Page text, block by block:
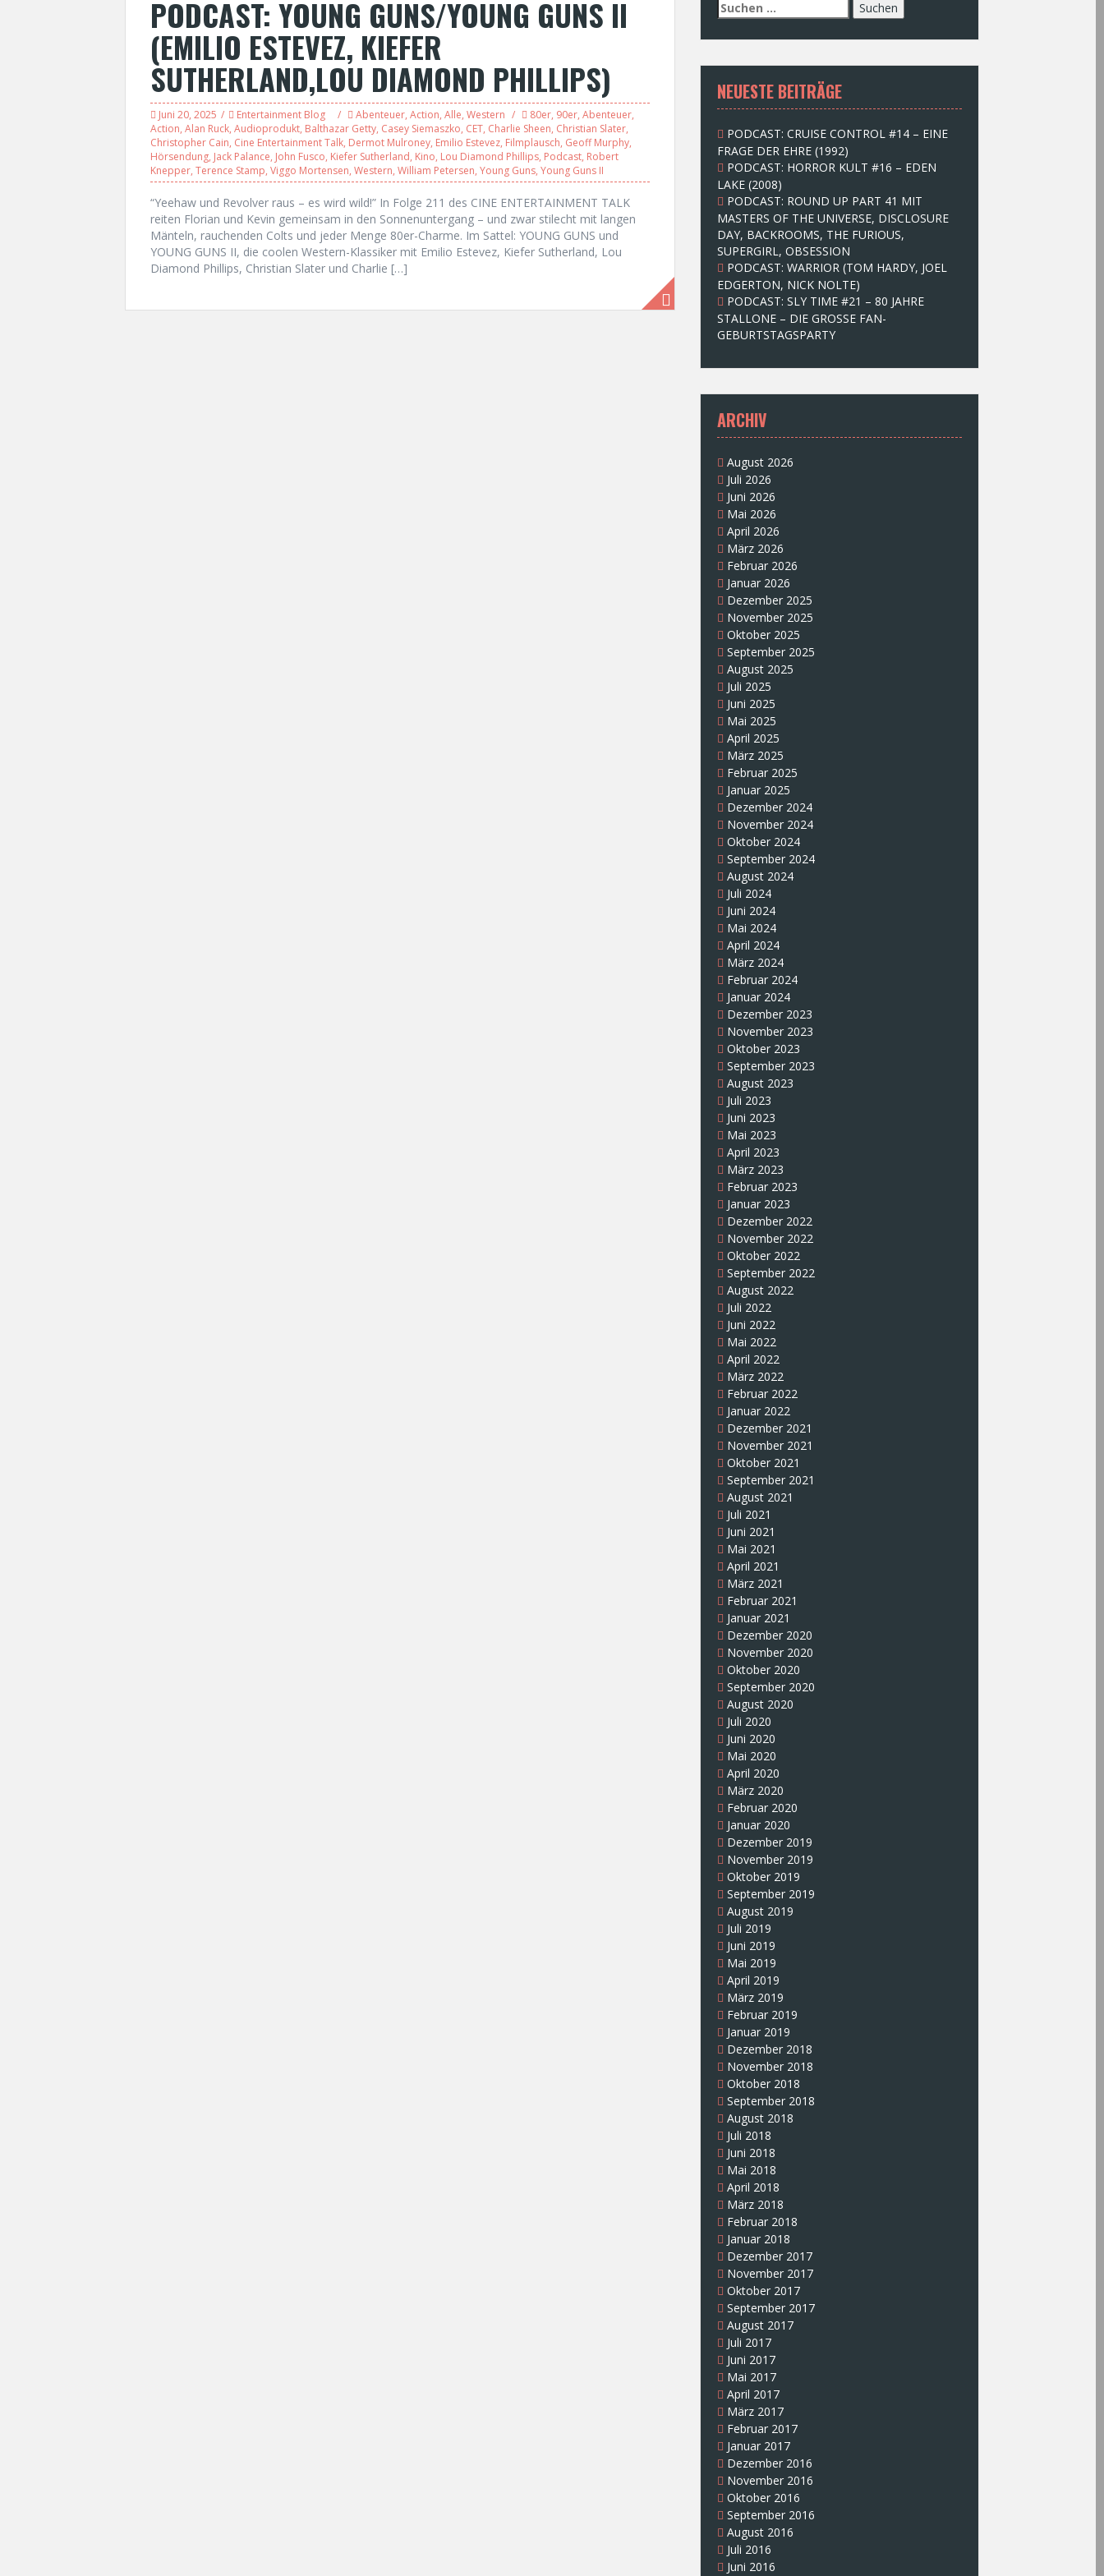
PODCAST: YOUNG GUNS/YOUNG GUNS II
(EMILIO ESTEVEZ, KIEFER
SUTHERLAND,LOU DIAMOND PHILLIPS)
Juni 20, 2025 Entertainment Blog Abenteuer, Action, Alle, Western 80er, 90er, Abenteuer,
Action, Alan Ruck, Audioprodukt, Balthazar Getty, Casey Siemaszko, CET, Charlie Sheen, Christian Slater,
Christopher Cain, Cine Entertainment Talk, Dermot Mulroney, Emilio Estevez, Filmplausch, Geoff Murphy,
Hörsendung, Jack Palance, John Fusco, Kiefer Sutherland, Kino, Lou Diamond Phillips, Podcast, Robert
Knepper, Terence Stamp, Viggo Mortensen, Western, William Petersen, Young Guns, Young Guns II
“Yeehaw und Revolver raus – es wird wild!” In Folge 211 des CINE ENTERTAINMENT TALK
reiten Florian und Kevin gemeinsam in den Sonnenuntergang – und zwar stilecht mit langen
Mänteln, rauchenden Colts und jeder Menge 80er-Charme. Im Sattel: YOUNG GUNS und
YOUNG GUNS II, die coolen Western-Klassiker mit Emilio Estevez, Kiefer Sutherland, Lou
Diamond Phillips, Christian Slater und Charlie […]
S
u
c
e
n
n
c
h
:
NEUESTE BEITRÄGE
PODCAST: CRUISE CONTROL #14 – EINE
FRAGE DER EHRE (1992)
PODCAST: HORROR KULT #16 – EDEN
LAKE (2008)
PODCAST: ROUND UP PART 41 MIT
MASTERS OF THE UNIVERSE, DISCLOSURE
DAY, BACKROOMS, THE FURIOUS,
SUPERGIRL, OBSESSION
PODCAST: WARRIOR (TOM HARDY, JOEL
EDGERTON, NICK NOLTE)
PODCAST: SLY TIME #21 – 80 JAHRE
STALLONE – DIE GROSSE FAN-
GEBURTSTAGSPARTY
ARCHIV
August 2026
Juli 2026
Juni 2026
Mai 2026
April 2026
März 2026
Februar 2026
Januar 2026
Dezember 2025
November 2025
Oktober 2025
September 2025
August 2025
Juli 2025
Juni 2025
Mai 2025
April 2025
März 2025
Februar 2025
Januar 2025
Dezember 2024
November 2024
Oktober 2024
September 2024
August 2024
Juli 2024
Juni 2024
Mai 2024
April 2024
März 2024
Februar 2024
Januar 2024
Dezember 2023
November 2023
Oktober 2023
September 2023
August 2023
Juli 2023
Juni 2023
Mai 2023
April 2023
März 2023
Februar 2023
Januar 2023
Dezember 2022
November 2022
Oktober 2022
September 2022
August 2022
Juli 2022
Juni 2022
Mai 2022
April 2022
März 2022
Februar 2022
Januar 2022
Dezember 2021
November 2021
Oktober 2021
September 2021
August 2021
Juli 2021
Juni 2021
Mai 2021
April 2021
März 2021
Februar 2021
Januar 2021
Dezember 2020
November 2020
Oktober 2020
September 2020
August 2020
Juli 2020
Juni 2020
Mai 2020
April 2020
März 2020
Februar 2020
Januar 2020
Dezember 2019
November 2019
Oktober 2019
September 2019
August 2019
Juli 2019
Juni 2019
Mai 2019
April 2019
März 2019
Februar 2019
Januar 2019
Dezember 2018
November 2018
Oktober 2018
September 2018
August 2018
Juli 2018
Juni 2018
Mai 2018
April 2018
März 2018
Februar 2018
Januar 2018
Dezember 2017
November 2017
Oktober 2017
September 2017
August 2017
Juli 2017
Juni 2017
Mai 2017
April 2017
März 2017
Februar 2017
Januar 2017
Dezember 2016
November 2016
Oktober 2016
September 2016
August 2016
Juli 2016
Juni 2016